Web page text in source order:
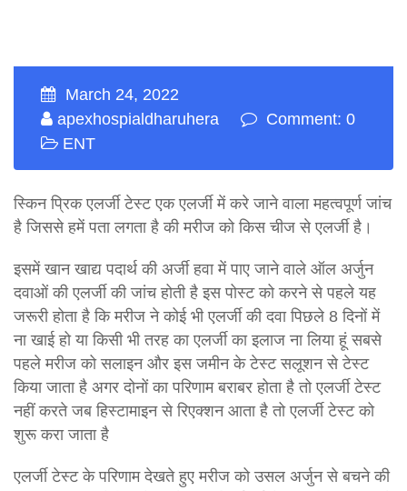
March 24, 2022
apexhospialdharuhera
Comment: 0
ENT
स्किन प्रिक एलर्जी टेस्ट एक एलर्जी में करे जाने वाला महत्वपूर्ण जांच
है जिससे हमें पता लगता है की मरीज को किस चीज से एलर्जी है।
इसमें खान खाद्य पदार्थ की अर्जी हवा में पाए जाने वाले ऑल अर्जुन
दवाओं की एलर्जी की जांच होती है इस पोस्ट को करने से पहले यह
जरूरी होता है कि मरीज ने कोई भी एलर्जी की दवा पिछले 8 दिनों में
ना खाई हो या किसी भी तरह का एलर्जी का इलाज ना लिया हूं सबसे
पहले मरीज को सलाइन और इस जमीन के टेस्ट सलूशन से टेस्ट
किया जाता है अगर दोनों का परिणाम बराबर होता है तो एलर्जी टेस्ट
नहीं करते जब हिस्टामाइन से रिएक्शन आता है तो एलर्जी टेस्ट को
शुरू करा जाता है
एलर्जी टेस्ट के परिणाम देखते हुए मरीज को उसल अर्जुन से बचने की